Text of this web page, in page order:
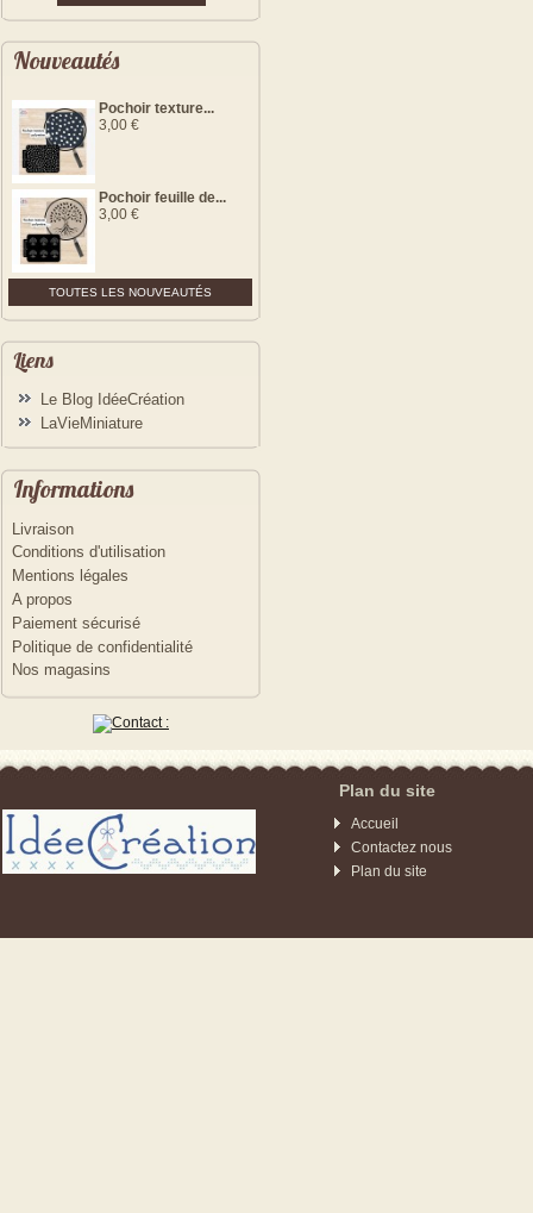
Nouveautés
Pochoir texture...
3,00 €
Pochoir feuille de...
3,00 €
TOUTES LES NOUVEAUTÉS
Liens
Le Blog IdéeCréation
LaVieMiniature
Informations
Livraison
Conditions d'utilisation
Mentions légales
A propos
Paiement sécurisé
Politique de confidentialité
Nos magasins
Plan du site
Accueil
Contactez nous
Plan du site